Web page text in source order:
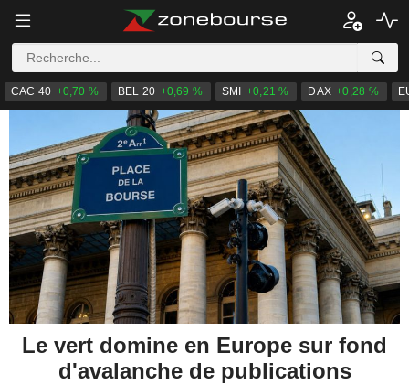
CAC 40 +0,70 % BEL 20 +0,69 % SMI +0,21 % DAX +0,28 %
Le vert domine en Europe sur fond
d'avalanche de publications